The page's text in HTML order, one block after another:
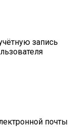
запись
почты